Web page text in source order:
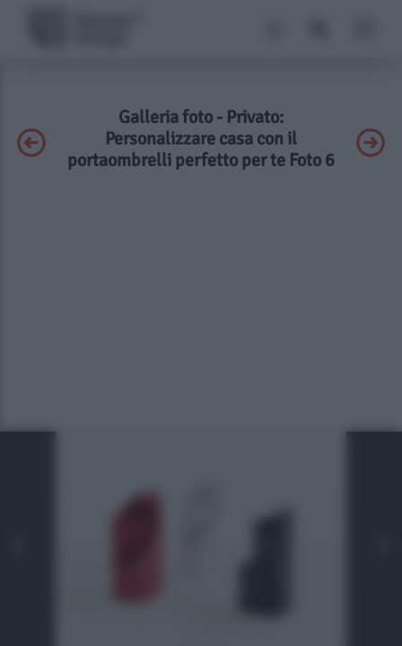
Galleria foto - Privato:
Personalizzare casa con il
portaombrelli perfetto per te Foto 6